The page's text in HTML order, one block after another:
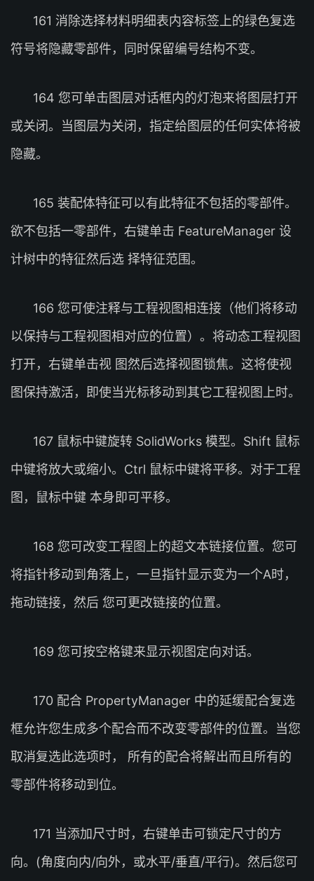
161 消除选择材料明细表内容标签上的绿色复选
符号将隐藏零部件，同时保留编号结构不变。
164 您可单击图层对话框内的灯泡来将图层打开
或关闭。当图层为关闭，指定给图层的任何实体将被
隐藏。
165 装配体特征可以有此特征不包括的零部件。
欲不包括一零部件，右键单击 FeatureManager 设
计树中的特征然后选 择特征范围。
166 您可使注释与工程视图相连接（他们将移动
以保持与工程视图相对应的位置）。将动态工程视图
打开，右键单击视 图然后选择视图锁焦。这将使视
图保持激活，即使当光标移动到其它工程视图上时。
167 鼠标中键旋转 SolidWorks 模型。Shift 鼠标
中键将放大或缩小。Ctrl 鼠标中键将平移。对于工程
图，鼠标中键 本身即可平移。
168 您可改变工程图上的超文本链接位置。您可
将指针移动到角落上，一旦指针显示变为一个A时，
拖动链接，然后 您可更改链接的位置。
169 您可按空格键来显示视图定向对话。
170 配合 PropertyManager 中的延缓配合复选
框允许您生成多个配合而不改变零部件的位置。当您
取消复选此选项时， 所有的配合将解出而且所有的
零部件将移动到位。
171 当添加尺寸时，右键单击可锁定尺寸的方
向。(角度向内/向外，或水平/垂直/平行)。然后您可